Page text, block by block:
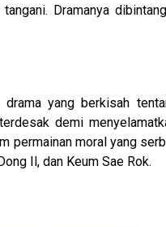
Dramanya
yang berkisah
demi
permainan moral yang
Il, dan Keum Sae Rok.